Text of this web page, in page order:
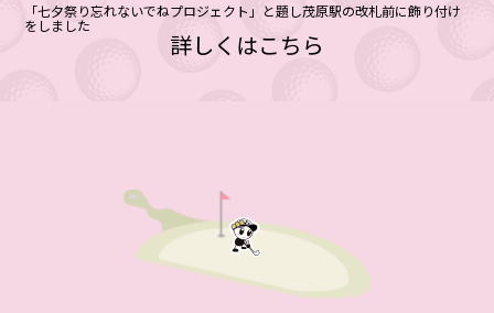
「七夕祭り忘れないでねプロジェクト」と題し茂原駅の改札前に飾り付け
をしました
詳しくはこちら